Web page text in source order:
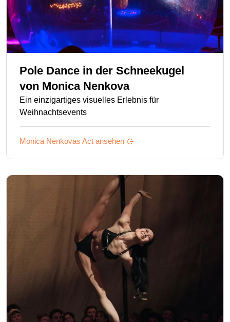
Pole Dance in der Schneekugel
von Monica Nenkova
Ein einzigartiges visuelles Erlebnis für
Weihnachtsevents
Monica Nenkovas Act ansehen